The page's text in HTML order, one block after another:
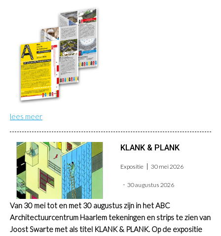
lees meer
KLANK & PLANK
Expositie 30 mei 2026
30 augustus 2026
Van 30 mei tot en met 30 augustus zijn in het ABC
Architectuurcentrum Haarlem tekeningen en strips te zien van
Joost Swarte met als titel KLANK & PLANK. Op de expositie